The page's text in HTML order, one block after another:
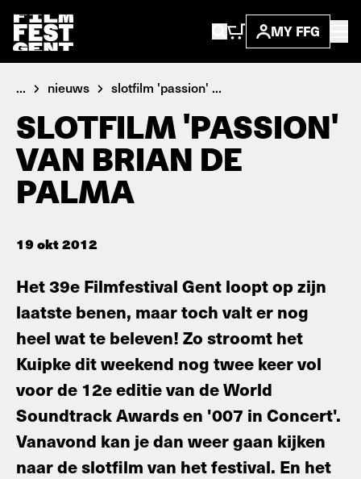
MY FFG
... nieuws slotfilm 'passion' ...
SLOTFILM 'PASSION'
VAN BRIAN DE
PALMA
19 okt 2012
Het 39e Filmfestival Gent loopt op zijn
laatste benen, maar toch valt er nog
heel wat te beleven! Zo stroomt het
Kuipke dit weekend nog twee keer vol
voor de 12e editie van de World
Soundtrack Awards en '007 in Concert'.
Vanavond kan je dan weer gaan kijken
naar de slotfilm van het festival. En het